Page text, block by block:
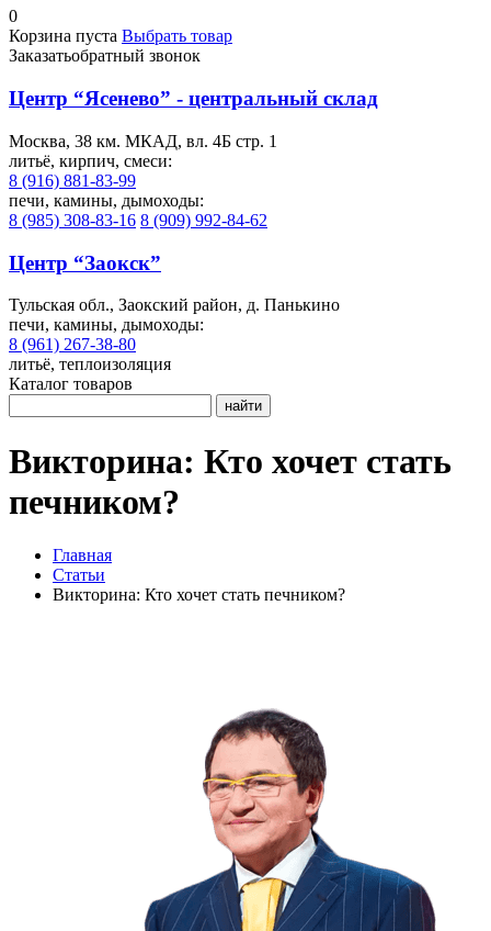
0
Корзина пуста Выбрать товар
Заказатьобратный звонок
Центр “Ясенево” - центральный склад
Москва, 38 км. МКАД, вл. 4Б стр. 1
литьё, кирпич, смеси:
8 (916) 881-83-99
печи, камины, дымоходы:
8 (985) 308-83-16 8 (909) 992-84-62
Центр “Заокск”
Тульская обл., Заокский район, д. Панькино
печи, камины, дымоходы:
8 (961) 267-38-80
литьё, теплоизоляция
Каталог товаров
найти
Викторина: Кто хочет стать
печником?
Главная
Статьи
Викторина: Кто хочет стать печником?